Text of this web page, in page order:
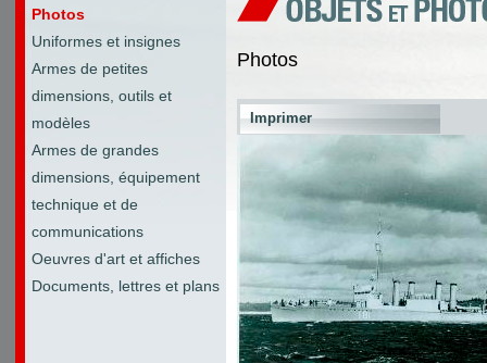
Photos
Uniformes et insignes
Armes de petites
dimensions, outils et
modèles
Armes de grandes
dimensions, équipement
technique et de
communications
Oeuvres d'art et affiches
Documents, lettres et plans
Photos
Imprimer